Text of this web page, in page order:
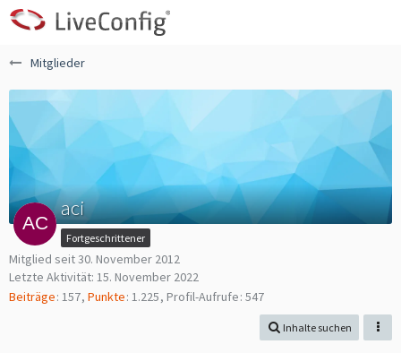
Mitglieder
aci
Fortgeschrittener
Mitglied seit 30. November 2012
Letzte Aktivität: 15. November 2022
Beiträge 157 Punkte 1.225 Profil-Aufrufe 547
Inhalte suchen